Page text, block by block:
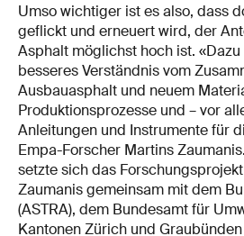
Umso wichtiger ist es also, dass
geflickt und erneuert wird, der
Asphalt möglichst hoch ist.
besseres Verständnis vom
Ausbauasphalt und neuem
Produktionsprozesse und – vor
Anleitungen und Instrumente für
Empa-Forscher Martins
setzte sich das
Zaumanis gemeinsam mit dem
(ASTRA), dem Bundesamt für
Kantonen Zürich und